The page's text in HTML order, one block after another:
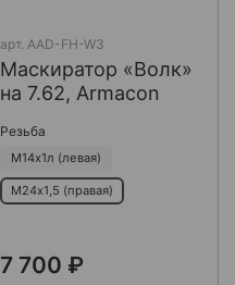
арт. AAD-FH-W3
Маскиратор «Волк»
на 7.62, Armacon
Резьба
М14х1л (левая)
М24х1,5 (правая)
7 700 ₽